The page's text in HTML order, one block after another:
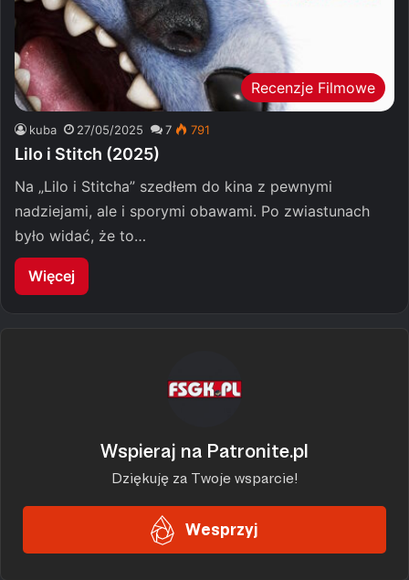
Recenzje Filmowe
kuba 27/05/2025 7 791
Lilo i Stitch (2025)
Na „Lilo i Stitcha” szedłem do kina z pewnymi
nadziejami, ale i sporymi obawami. Po zwiastunach
było widać, że to…
Więcej